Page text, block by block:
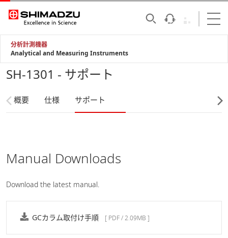
分析計測機器
Analytical and Measuring Instruments
SH-1301 - サポート
概要 仕様 サポート
Manual Downloads
Download the latest manual.
GCカラム取付け手順 [ PDF / 2.09MB ]